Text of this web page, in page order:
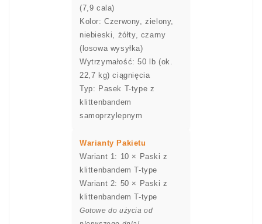
(7,9 cala)
Kolor: Czerwony, zielony,
niebieski, żółty, czarny
(losowa wysyłka)
Wytrzymałość: 50 lb (ok.
22,7 kg) ciągnięcia
Typ: Pasek T-type z
klittenbandem
samoprzylepnym
Warianty Pakietu
Wariant 1: 10 × Paski z
klittenbandem T-type
Wariant 2: 50 × Paski z
klittenbandem T-type
Gotowe do użycia od